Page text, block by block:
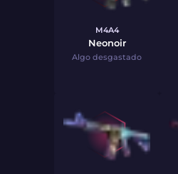
M4A4
Neonoir
Algo desgastado